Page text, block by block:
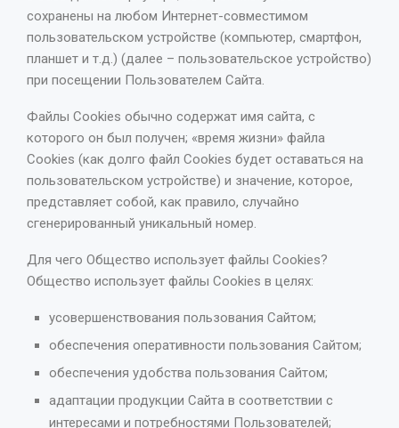
сохранены на любом Интернет-совместимом
пользовательском устройстве (компьютер, смартфон,
планшет и т.д.) (далее – пользовательское устройство)
при посещении Пользователем Сайта.
Файлы Cookies обычно содержат имя сайта, с
которого он был получен; «время жизни» файла
Cookies (как долго файл Cookies будет оставаться на
пользовательском устройстве) и значение, которое,
представляет собой, как правило, случайно
сгенерированный уникальный номер.
Для чего Общество использует файлы Cookies?
Общество использует файлы Cookies в целях:
усовершенствования пользования Сайтом;
обеспечения оперативности пользования Сайтом;
обеспечения удобства пользования Сайтом;
адаптации продукции Сайта в соответствии с
интересами и потребностями Пользователей;